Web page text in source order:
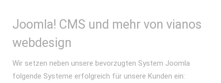
Joomla! CMS und mehr von vianos
webdesign
Wir setzen neben unsere bevorzugten System Joomla
folgende Systeme erfolgreich für unsere Kunden ein: